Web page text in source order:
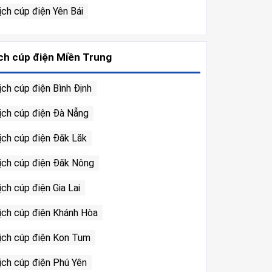
cúp điện Yên Bái
cúp điện Miền Trung
cúp điện Bình Định
cúp điện Đà Nẵng
cúp điện Đăk Lăk
cúp điện Đăk Nông
cúp điện Gia Lai
cúp điện Khánh Hòa
cúp điện Kon Tum
cúp điện Phú Yên